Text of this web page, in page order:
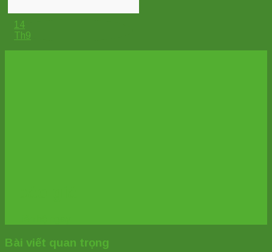
14
Th9
Bài viết quan trọng